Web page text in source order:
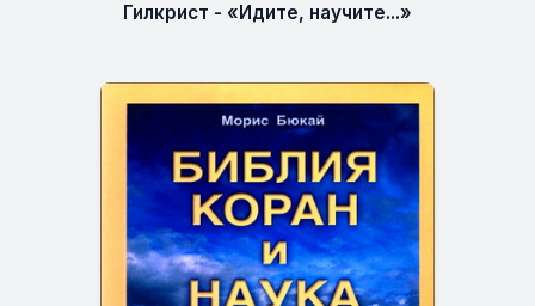
Гилкрист - «Идите, научите...»